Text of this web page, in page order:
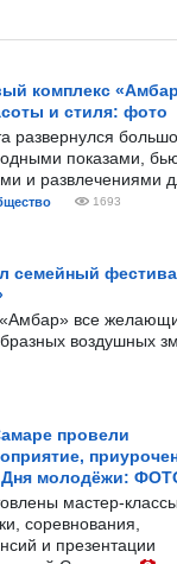
комплекс
и стиля: фото
развернулся
показами,
и развлечениями
1693
семейный
все
воздушных
провели
Дня молодёжи:
мастер-классы,
соревнования,
и презентации